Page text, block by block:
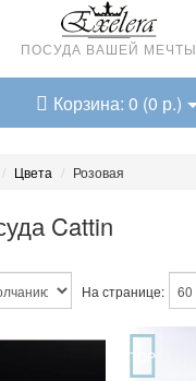
ПОСУДА ВАШЕЙ МЕЧТЫ
Корзина: 0 (0 р.)
Цвета Розовая
Cattin
На странице:
TOP